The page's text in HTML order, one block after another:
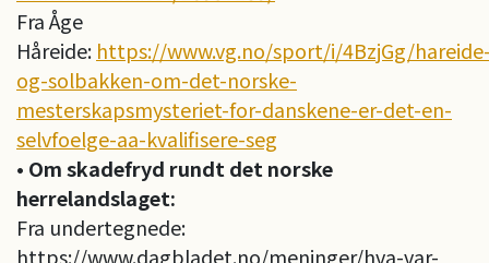
Fra Åge
Håreide: https://www.vg.no/sport/i/4BzjGg/
og-solbakken-om-det-norske-
mesterskapsmysteriet-for-danskene-er-det-en-
selvfoelge-aa-kvalifisere-seg
• Om skadefryd rundt det norske
herrelandslaget:
Fra undertegnede:
https://www.dagbladet.no/meninger/hva-var-